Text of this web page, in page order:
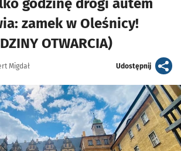
godzinę drogi autem
zamek w Oleśnicy!
OTWARCIA)
Migdał Udostępnijartykuł
galerię